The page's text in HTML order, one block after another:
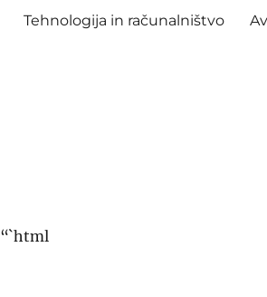
Tehnologija in računalništvo
“`html